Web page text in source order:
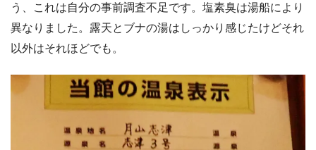
う、これは自分の事前調査不足です。塩素臭は湯船により
異なりました。露天とブナの湯はしっかり感じたけどそれ
以外はそれほどでも。